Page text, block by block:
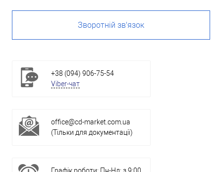
Зворотній зв'язок
+38 (094) 906-75-54
Viber-чат
office@cd-market.com.ua
(Тільки для документації)